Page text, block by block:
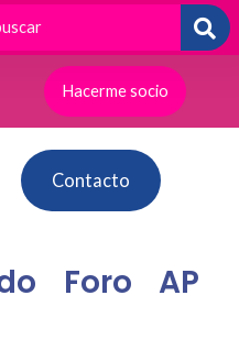
Hacerme socio
Contacto
Foro AP